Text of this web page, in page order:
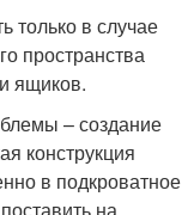
только в случае
пространства
ящиков.
– создание
конструкция
в подкроватное
на